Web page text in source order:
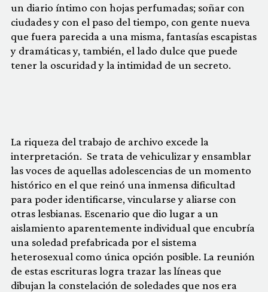
un diario íntimo con hojas perfumadas; soñar con
ciudades y con el paso del tiempo, con gente nueva
que fuera parecida a una misma, fantasías escapistas
y dramáticas y, también, el lado dulce que puede
tener la oscuridad y la intimidad de un secreto.
La riqueza del trabajo de archivo excede la
interpretación. Se trata de vehiculizar y ensamblar
las voces de aquellas adolescencias de un momento
histórico en el que reinó una inmensa dificultad
para poder identificarse, vincularse y aliarse con
otras lesbianas. Escenario que dio lugar a un
aislamiento aparentemente individual que encubría
una soledad prefabricada por el sistema
heterosexual como única opción posible. La reunión
de estas escrituras logra trazar las líneas que
dibujan la constelación de soledades que nos era